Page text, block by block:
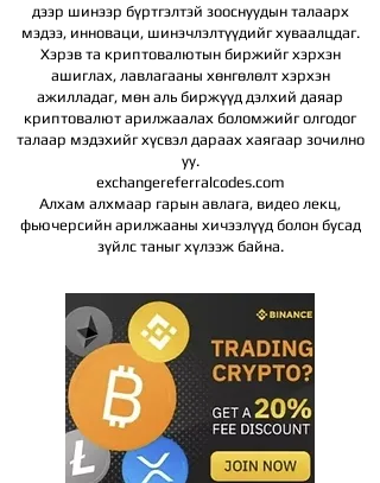
дээр шинээр бүртгэлтэй зооснуудын талаарх
мэдээ, инноваци, шинэчлэлтүүдийг хуваалцдаг.
Хэрэв та криптовалютын биржийг хэрхэн
ашиглах, лавлагааны хөнгөлөлт хэрхэн
ажилладаг, мөн аль биржүүд дэлхий даяар
криптовалют арилжаалах боломжийг олгодог
талаар мэдэхийг хүсвэл дараах хаягаар зочилно
уу.
exchangereferralcodes.com
Алхам алхмаар гарын авлага, видео лекц,
фьючерсийн арилжааны хичээлүүд болон бусад
зүйлс таныг хүлээж байна.